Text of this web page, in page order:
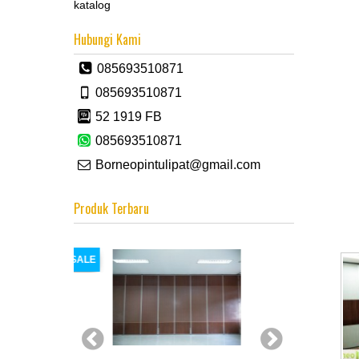
katalog
Hubungi Kami
085693510871
085693510871
52 1919 FB
085693510871
Borneopintulipat@gmail.com
Produk Terbaru
SALE